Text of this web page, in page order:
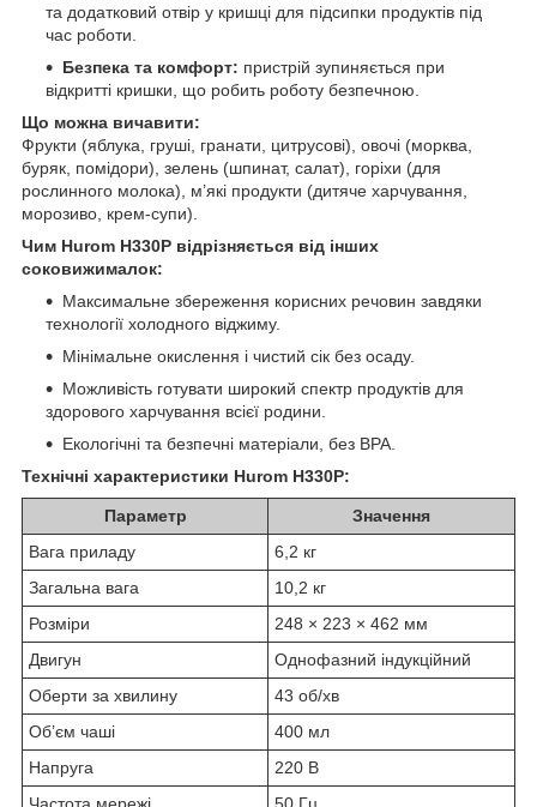
та додатковий отвір у кришці для підсипки продуктів під
час роботи.
Безпека та комфорт: пристрій зупиняється при
відкритті кришки, що робить роботу безпечною.
Що можна вичавити:
Фрукти (яблука, груші, гранати, цитрусові), овочі (морква,
буряк, помідори), зелень (шпинат, салат), горіхи (для
рослинного молока), м’які продукти (дитяче харчування,
морозиво, крем-супи).
Чим Hurom H330P відрізняється від інших
соковижималок:
Максимальне збереження корисних речовин завдяки
технології холодного віджиму.
Мінімальне окислення і чистий сік без осаду.
Можливість готувати широкий спектр продуктів для
здорового харчування всієї родини.
Екологічні та безпечні матеріали, без BPA.
Технічні характеристики Hurom H330P:
Параметр
Значення
Вага приладу
6,2 кг
Загальна вага
10,2 кг
Розміри
248 × 223 × 462 мм
Двигун
Однофазний індукційний
Оберти за хвилину
43 об/хв
Об’єм чаші
400 мл
Напруга
220 В
Частота мережі
50 Гц